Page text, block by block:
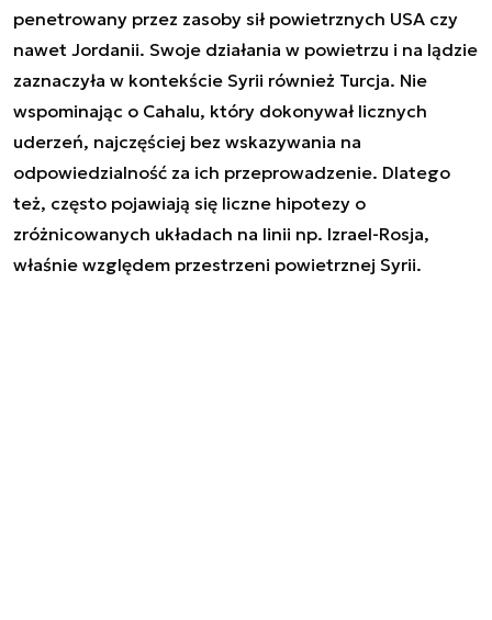
penetrowany przez zasoby sił powietrznych USA czy
nawet Jordanii. Swoje działania w powietrzu i na lądzie
zaznaczyła w kontekście Syrii również Turcja. Nie
wspominając o Cahalu, który dokonywał licznych
uderzeń, najczęściej bez wskazywania na
odpowiedzialność za ich przeprowadzenie. Dlatego
też, często pojawiają się liczne hipotezy o
zróżnicowanych układach na linii np. Izrael-Rosja,
właśnie względem przestrzeni powietrznej Syrii.